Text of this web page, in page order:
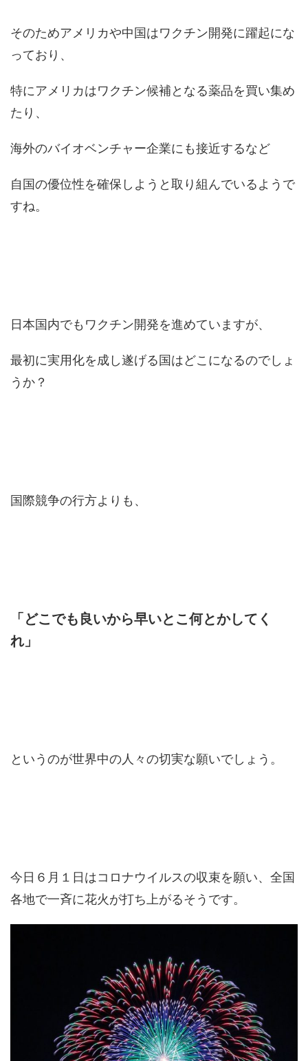
そのためアメリカや中国はワクチン開発に躍起にな
っており、
特にアメリカはワクチン候補となる薬品を買い集め
たり、
海外のバイオベンチャー企業にも接近するなど
自国の優位性を確保しようと取り組んでいるようで
すね。
日本国内でもワクチン開発を進めていますが、
最初に実用化を成し遂げる国はどこになるのでしょ
うか？
国際競争の行方よりも、
「どこでも良いから早いとこ何とかしてく
れ」
というのが世界中の人々の切実な願いでしょう。
今日６月１日はコロナウイルスの収束を願い、全国
各地で一斉に花火が打ち上がるそうです。